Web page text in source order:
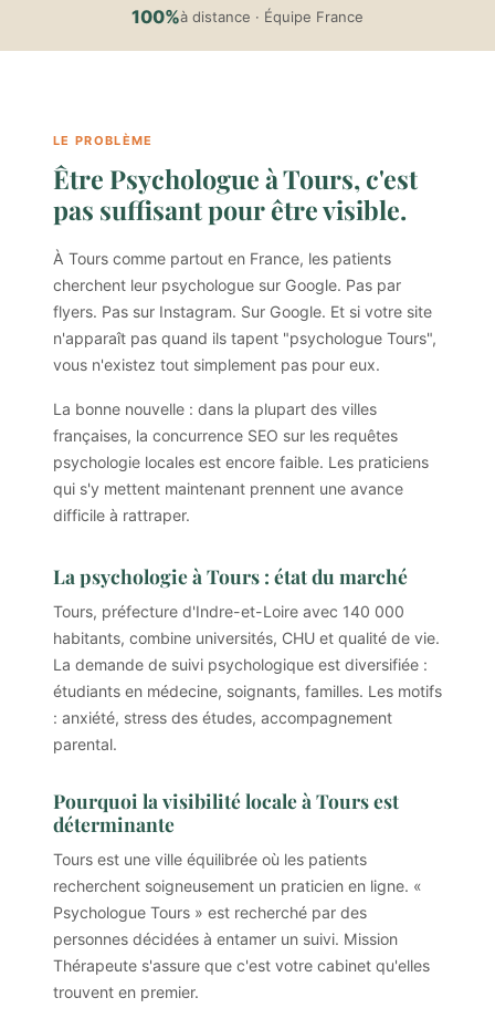
100%à distance · Équipe France
LE PROBLÈME
Être Psychologue à Tours, c'est
pas suffisant pour être visible.
À Tours comme partout en France, les patients
cherchent leur psychologue sur Google. Pas par
flyers. Pas sur Instagram. Sur Google. Et si votre site
n'apparaît pas quand ils tapent "psychologue Tours",
vous n'existez tout simplement pas pour eux.
La bonne nouvelle : dans la plupart des villes
françaises, la concurrence SEO sur les requêtes
psychologie locales est encore faible. Les praticiens
qui s'y mettent maintenant prennent une avance
difficile à rattraper.
La psychologie à Tours : état du marché
Tours, préfecture d'Indre-et-Loire avec 140 000
habitants, combine universités, CHU et qualité de vie.
La demande de suivi psychologique est diversifiée :
étudiants en médecine, soignants, familles. Les motifs
: anxiété, stress des études, accompagnement
parental.
Pourquoi la visibilité locale à Tours est
déterminante
Tours est une ville équilibrée où les patients
recherchent soigneusement un praticien en ligne. «
Psychologue Tours » est recherché par des
personnes décidées à entamer un suivi. Mission
Thérapeute s'assure que c'est votre cabinet qu'elles
trouvent en premier.